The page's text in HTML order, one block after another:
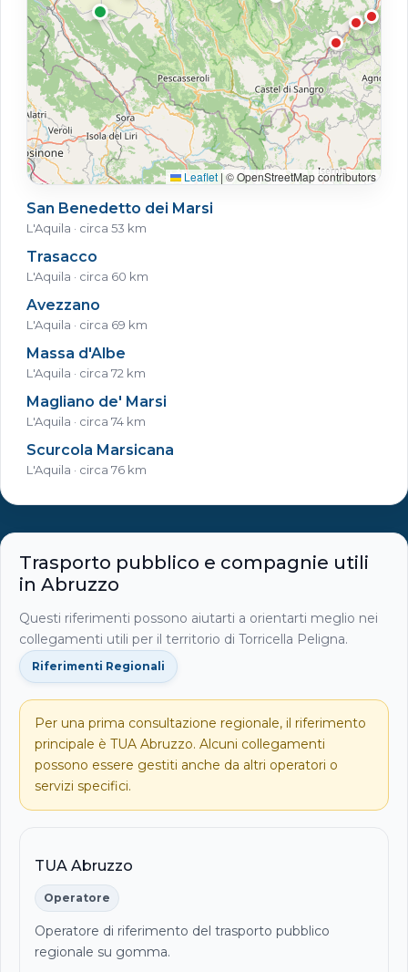
Leaflet | © OpenStreetMap contributors
San Benedetto dei Marsi
L'Aquila · circa 53 km
Trasacco
L'Aquila · circa 60 km
Avezzano
L'Aquila · circa 69 km
Massa d'Albe
L'Aquila · circa 72 km
Magliano de' Marsi
L'Aquila · circa 74 km
Scurcola Marsicana
L'Aquila · circa 76 km
Trasporto pubblico e compagnie utili
in Abruzzo
Questi riferimenti possono aiutarti a orientarti meglio nei
collegamenti utili per il territorio di Torricella Peligna.
Riferimenti Regionali
Per una prima consultazione regionale, il riferimento
principale è TUA Abruzzo. Alcuni collegamenti
possono essere gestiti anche da altri operatori o
servizi specifici.
TUA Abruzzo
Operatore
Operatore di riferimento del trasporto pubblico
regionale su gomma.